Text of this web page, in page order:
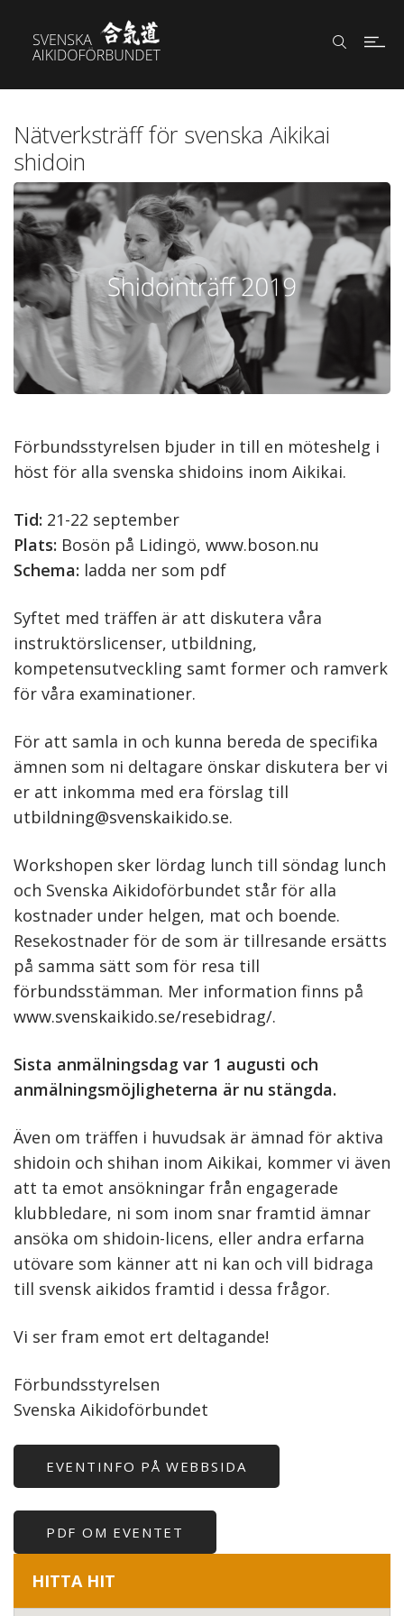
Nätverksträff för svenska Aikikai
shidoin
Förbundsstyrelsen bjuder in till en möteshelg i
höst för alla svenska shidoins inom Aikikai.
Tid: 21-22 september
Plats: Bosön på Lidingö, www.boson.nu
Schema: ladda ner som pdf
Syftet med träffen är att diskutera våra
instruktörslicenser, utbildning,
kompetensutveckling samt former och ramverk
för våra examinationer.
För att samla in och kunna bereda de specifika
ämnen som ni deltagare önskar diskutera ber vi
er att inkomma med era förslag till
utbildning@svenskaikido.se.
Workshopen sker lördag lunch till söndag lunch
och Svenska Aikidoförbundet står för alla
kostnader under helgen, mat och boende.
Resekostnader för de som är tillresande ersätts
på samma sätt som för resa till
förbundsstämman. Mer information finns på
www.svenskaikido.se/resebidrag/.
Sista anmälningsdag var 1 augusti och
anmälningsmöjligheterna är nu stängda.
Även om träffen i huvudsak är ämnad för aktiva
shidoin och shihan inom Aikikai, kommer vi även
att ta emot ansökningar från engagerade
klubbledare, ni som inom snar framtid ämnar
ansöka om shidoin-licens, eller andra erfarna
utövare som känner att ni kan och vill bidraga
till svensk aikidos framtid i dessa frågor.
Vi ser fram emot ert deltagande!
Förbundsstyrelsen
Svenska Aikidoförbundet
EVENTINFO PÅ WEBBSIDA
PDF OM EVENTET
HITTA HIT